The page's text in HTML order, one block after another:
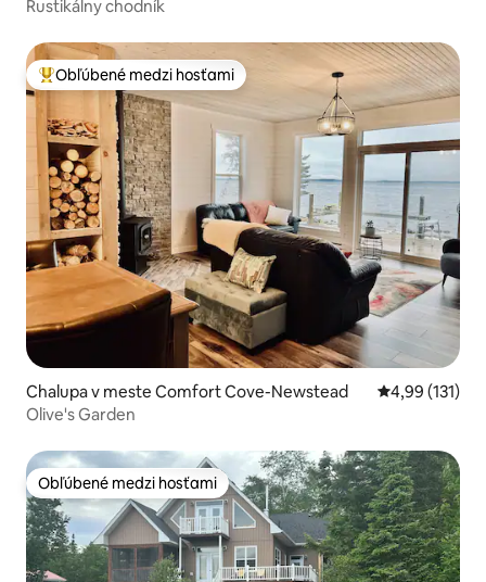
Rustikálny chodník
Najobľúbenejšie medzi hosťami
Obľúbené medzi hosťami
Chalupa v meste Comfort Cove-Newstead Priemerné
4,99 (131)
Olive's Garden
Obľúbené medzi hosťami
Obľúbené medzi hosťami